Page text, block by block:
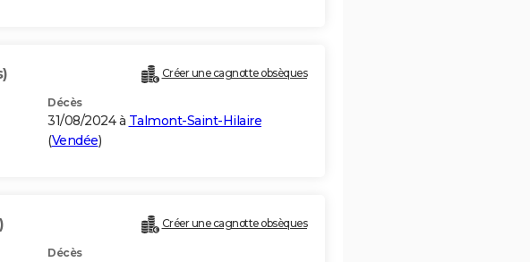
Créer une cagnotte obsèques
Décès
31/08/2024 à Talmont-Saint-Hilaire
(Vendée)
Créer une cagnotte obsèques
Décès